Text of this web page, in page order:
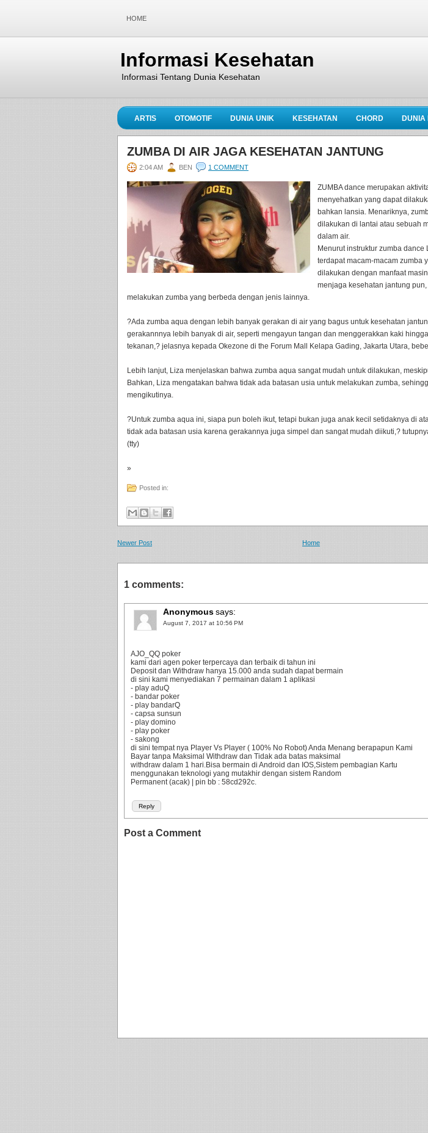
HOME
Informasi Kesehatan
Informasi Tentang Dunia Kesehatan
ARTIS OTOMOTIF DUNIA UNIK KESEHATAN CHORD DUNIA
ZUMBA DI AIR JAGA KESEHATAN JANTUNG
2:04 AM BEN 1 COMMENT
ZUMBA dance merupakan
menyehatkan yang dapat
bahkan lansia. Menariknya,
dilakukan di lantai atau sebuah
dalam air.
Menurut instruktur zumba dance
terdapat macam-macam zumba
dilakukan dengan manfaat
menjaga kesehatan jantung
melakukan zumba yang berbeda dengan jenis lainnya.
?Ada zumba aqua dengan lebih banyak gerakan di air yang bagus untuk kesehatan
gerakannnya lebih banyak di air, seperti mengayun tangan dan menggerakkan kaki
tekanan,? jelasnya kepada Okezone di the Forum Mall Kelapa Gading, Jakarta Utara,
Lebih lanjut, Liza menjelaskan bahwa zumba aqua sangat mudah untuk dilakukan,
Bahkan, Liza mengatakan bahwa tidak ada batasan usia untuk melakukan zumba,
mengikutinya.
?Untuk zumba aqua ini, siapa pun boleh ikut, tetapi bukan juga anak kecil setidaknya di
tidak ada batasan usia karena gerakannya juga simpel dan sangat mudah diikuti,?
(tty)
»
Posted in:
Newer Post Home
1 comments:
Anonymoussays:
August 7, 2017 at 10:56 PM
Reply
AJO_QQ poker
kami dari agen poker terpercaya dan terbaik di tahun ini
Deposit dan Withdraw hanya 15.000 anda sudah dapat bermain
di sini kami menyediakan 7 permainan dalam 1 aplikasi
- play aduQ
- bandar poker
- play bandarQ
- capsa sunsun
- play domino
- play poker
- sakong
di sini tempat nya Player Vs Player ( 100% No Robot) Anda Menang berapapun Kami
Bayar tanpa Maksimal Withdraw dan Tidak ada batas maksimal
withdraw dalam 1 hari.Bisa bermain di Android dan IOS,Sistem pembagian Kartu
menggunakan teknologi yang mutakhir dengan sistem Random
Permanent (acak) | pin bb : 58cd292c.
Post a Comment